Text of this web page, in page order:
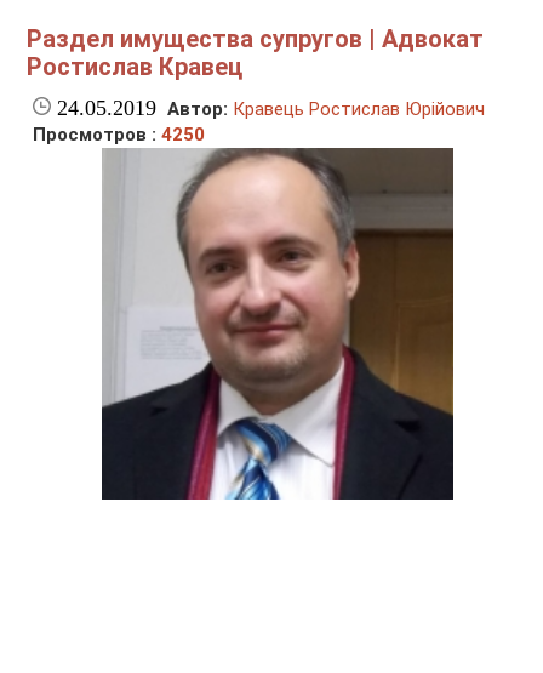
Раздел имущества супругов | Адвокат
Ростислав Кравец
24.05.2019 Автор: Кравець Ростислав Юрійович
Просмотров :4250